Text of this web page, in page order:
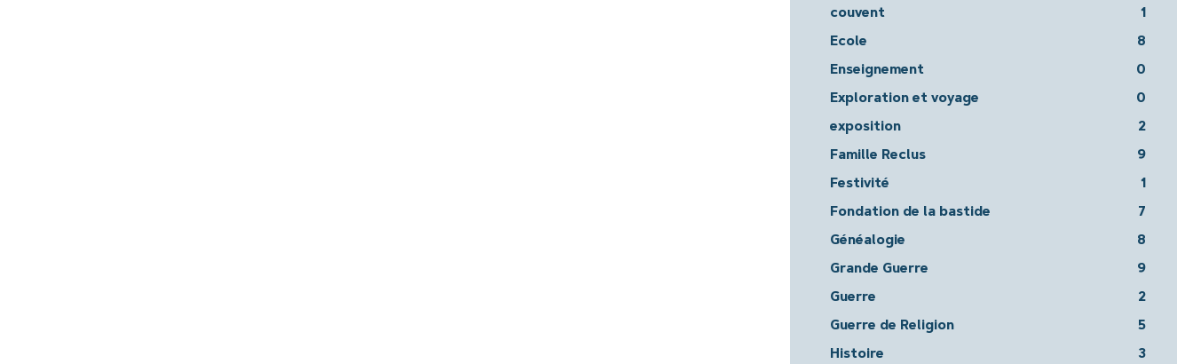
couvent 1
Ecole 8
Enseignement 0
Exploration et voyage 0
exposition 2
Famille Reclus 9
Festivité 1
Fondation de la bastide 7
Généalogie 8
Grande Guerre 9
Guerre 2
Guerre de Religion 5
Histoire 3